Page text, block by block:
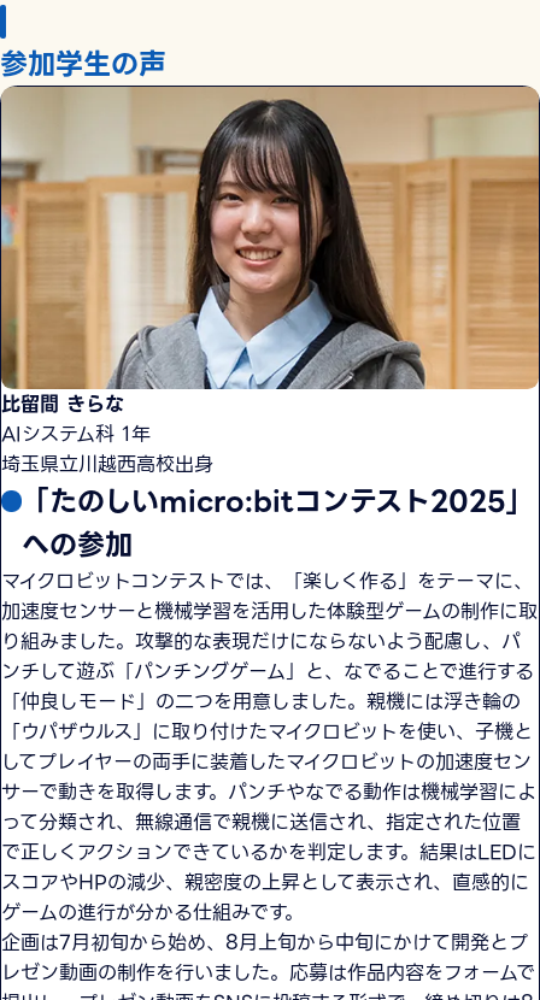
参加学生の声
比留間 きらな
AIシステム科 1年
埼玉県立川越西高校出身
「たのしいmicro:bitコンテスト2025」
への参加
マイクロビットコンテストでは、「楽しく作る」をテーマに、
加速度センサーと機械学習を活用した体験型ゲームの制作に取
り組みました。攻撃的な表現だけにならないよう配慮し、パ
ンチして遊ぶ「パンチングゲーム」と、なでることで進行する
「仲良しモード」の二つを用意しました。親機には浮き輪の
「ウパザウルス」に取り付けたマイクロビットを使い、子機と
してプレイヤーの両手に装着したマイクロビットの加速度セン
サーで動きを取得します。パンチやなでる動作は機械学習によ
って分類され、無線通信で親機に送信され、指定された位置
で正しくアクションできているかを判定します。結果はLEDに
スコアやHPの減少、親密度の上昇として表示され、直感的に
ゲームの進行が分かる仕組みです。
企画は7月初旬から始め、8月上旬から中旬にかけて開発とプ
レゼン動画の制作を行いました。応募は作品内容をフォームで